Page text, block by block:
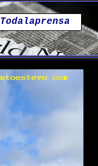
Todalaprensa